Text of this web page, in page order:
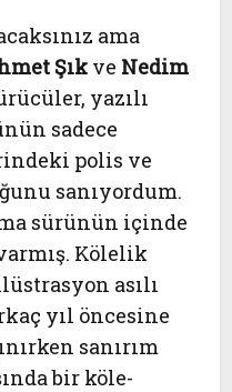
ama
Şık ve Nedim
yazılı
sadece
polis ve
sanıyordum.
sürünün içinde
Kölelik
asılı
yıl öncesine
sanırım
bir köle-